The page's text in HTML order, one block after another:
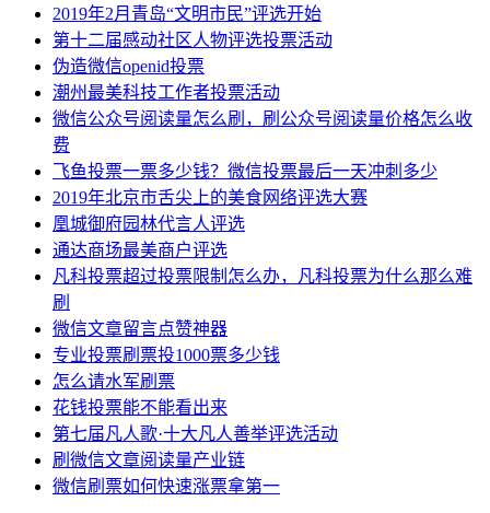
2019年2月青岛“文明市民”评选开始
第十二届感动社区人物评选投票活动
伪造微信openid投票
潮州最美科技工作者投票活动
微信公众号阅读量怎么刷，刷公众号阅读量价格怎么收
费
飞鱼投票一票多少钱？微信投票最后一天冲刺多少
2019年北京市舌尖上的美食网络评选大赛
凰城御府园林代言人评选
通达商场最美商户评选
凡科投票超过投票限制怎么办，凡科投票为什么那么难
刷
微信文章留言点赞神器
专业投票刷票投1000票多少钱
怎么请水军刷票
花钱投票能不能看出来
第七届凡人歌·十大凡人善举评选活动
刷微信文章阅读量产业链
微信刷票如何快速涨票拿第一